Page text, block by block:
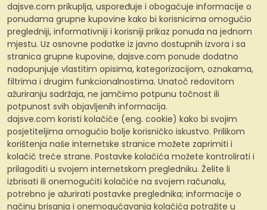
dajsve.com prikuplja, uspoređuje i obogaćuje informacije o
ponudama grupne kupovine kako bi korisnicima omogućio
pregledniji, informativniji i korisniji prikaz ponuda na jednom
mjestu. Uz osnovne podatke iz javno dostupnih izvora i sa
stranica grupne kupovine, dajsve.com ponude dodatno
nadopunjuje vlastitim opisima, kategorizacijom, oznakama,
filtrima i drugim funkcionalnostima. Unatoč redovitom
ažuriranju sadržaja, ne jamčimo potpunu točnost ili
potpunost svih objavljenih informacija.
dajsve.com koristi kolačiće (eng. cookie) kako bi svojim
posjetiteljima omogućio bolje korisničko iskustvo. Prilikom
korištenja naše internetske stranice možete zaprimiti i
kolačić treće strane. Postavke kolačića možete kontrolirati i
prilagoditi u svojem internetskom pregledniku. Želite li
izbrisati ili onemogućiti kolačiće na svojem računalu,
potrebno je ažurirati postavke preglednika; informacije o
načinu brisanja i onemogućavanja kolačića potražite u